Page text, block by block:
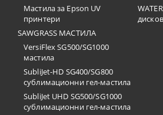
Мастила за Epson UV
принтери
SAWGRASS МАСТИЛА
VersiFlex SG500/SG1000
мастила
SubliJet-HD SG400/SG800
сублимационни гел-мастила
SubliJet UHD SG500/SG1000
сублимационни гел-мастила